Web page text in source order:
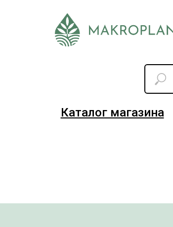
Каталог магазина